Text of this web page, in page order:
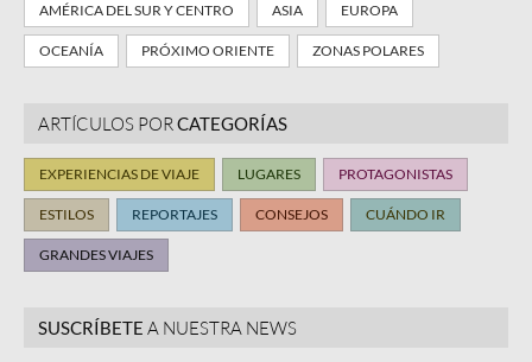
AMÉRICA DEL SUR Y CENTRO ASIA EUROPA
OCEANÍA PRÓXIMO ORIENTE ZONAS POLARES
ARTÍCULOS POR CATEGORÍAS
EXPERIENCIAS DE VIAJE LUGARES PROTAGONISTAS
ESTILOS REPORTAJES CONSEJOS CUÁNDO IR
GRANDES VIAJES
SUSCRÍBETE A NUESTRA NEWS